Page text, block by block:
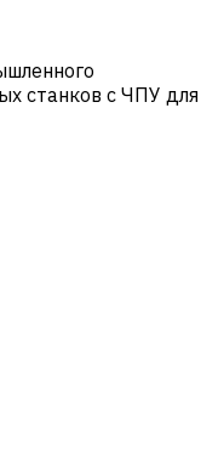
станков с ЧПУ для